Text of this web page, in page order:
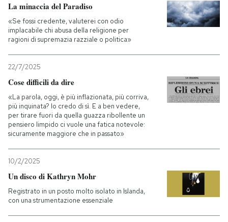
PODCAST
I MIEI PREFERITI
SHOP
CALENDARIO
AREA PERSONALE
Entra
La minaccia del Paradiso
«Se fossi credente, valuterei con odio
implacabile chi abusa della religione per
ragioni di supremazia razziale o politica»
22/7/2025
Cose difficili da dire
«La parola, oggi, è più inflazionata, più corriva,
più inquinata? Io credo di sì. E a ben vedere,
per tirare fuori da quella guazza ribollente un
pensiero limpido ci vuole una fatica notevole:
sicuramente maggiore che in passato»
10/2/2025
Un disco di Kathryn Mohr
Registrato in un posto molto isolato in Islanda,
con una strumentazione essenziale